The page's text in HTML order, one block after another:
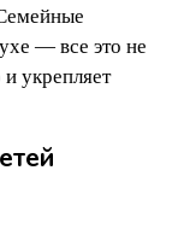
— все это не
укрепляет